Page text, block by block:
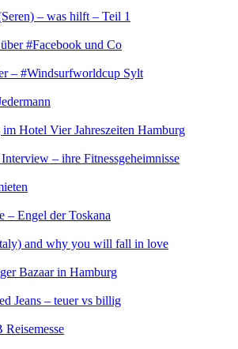
– was hilft – Teil 1
#Facebook und Co
– #Windsurfworldcup Sylt
im Hotel Vier Jahreszeiten Hamburg
– ihre Fitnessgeheimnisse
– Engel der Toskana
and why you will fall in love
Bazaar in Hamburg
Jeans – teuer vs billig